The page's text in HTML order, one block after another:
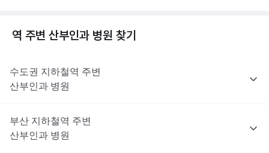
역 주변 산부인과 병원 찾기
수도권 지하철역 주변
산부인과 병원
부산 지하철역 주변
산부인과 병원